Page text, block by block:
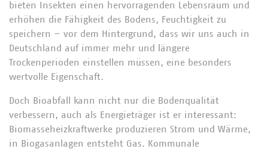
bieten Insekten einen hervorragenden Lebensraum und
erhöhen die Fähigkeit des Bodens, Feuchtigkeit zu
speichern – vor dem Hintergrund, dass wir uns auch in
Deutschland auf immer mehr und längere
Trockenperioden einstellen müssen, eine besonders
wertvolle Eigenschaft.
Doch Bioabfall kann nicht nur die Bodenqualität
verbessern, auch als Energieträger ist er interessant:
Biomasseheizkraftwerke produzieren Strom und Wärme,
in Biogasanlagen entsteht Gas. Kommunale